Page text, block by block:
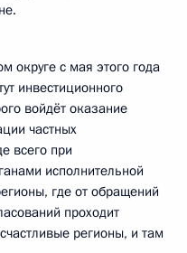
округе с мая этого года
инвестиционного
войдёт оказание
частных
всего при
исполнительной
где от обращений
проходит
регионы, и там